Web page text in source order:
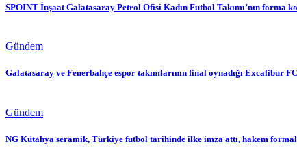
SPOINT İnşaat Galatasaray Petrol Ofisi Kadın Futbol Takımı’nın forma
Gündem
Galatasaray ve Fenerbahçe espor takımlarının final oynadığı Excalibur
Gündem
NG Kütahya seramik, Türkiye futbol tarihinde ilke imza attı, hakem